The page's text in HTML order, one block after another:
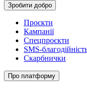
Зробити добро
Проєкти
Кампанії
Спецпроєкти
SMS-
Скарбнички
Про платформу